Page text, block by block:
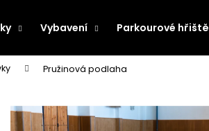
Vybavení Parkourové hřiště
Pružinová podlaha
Co potřebujete najít?